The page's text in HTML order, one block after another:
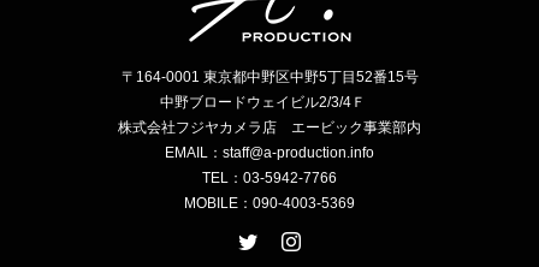
〒164-0001 東京都中野区中野5丁目52番15号
中野ブロードウェイビル2/3/4Ｆ
株式会社フジヤカメラ店 エービック事業部内
EMAIL：staff@a-production.info
TEL：03-5942-7766
MOBILE：090-4003-5369